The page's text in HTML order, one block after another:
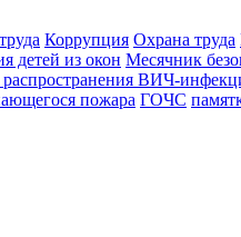
Коррупция Охрана труда
детей из окон Месячник
ВИЧ-
пожара ГОЧС